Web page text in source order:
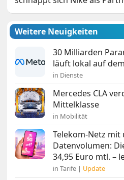
Weitere Neuigkeiten
30 Milliarden
läuft lokal auf
in Dienste
Mercedes CLA
Mittelklasse
in Mobilität
Telekom-Netz
Datenvolumen:
34,95 Euro mtl. –
in Tarife | Update